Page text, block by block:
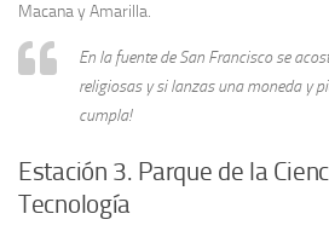
Macana y Amarilla.
En la fuente de San Francisco se
religiosas y si lanzas una moneda y
cumpla!
Estación 3. Parque de la
Tecnología